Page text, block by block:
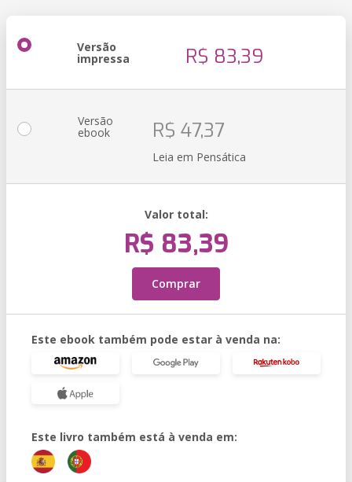
Versão
impressa R$ 83,39
Versão
ebook R$ 47,37
Leia em Pensática
Valor total:
R$ 83,39
Comprar
Este ebook também pode estar à venda na:
Este livro também está à venda em: